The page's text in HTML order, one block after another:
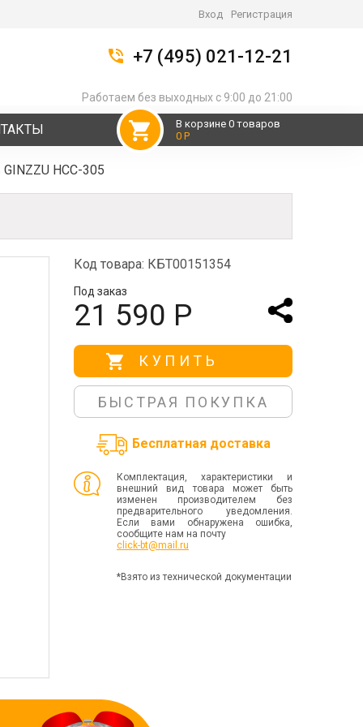
Вход Регистрация
+7 (495) 021-12-21
Работаем без выходных с 9:00 до 21:00
В корзине 0 товаров
0 Р
HCC-305
Код товара: КБТ00151354
Под заказ
21 590 Р
КУПИТЬ
БЫСТРАЯ ПОКУПКА
Бесплатная доставка
Комплектация, характеристики и
внешний вид товара может быть
изменен производителем без
предварительного уведомления.
Если вами обнаружена ошибка,
сообщите нам на почту
click-bt@mail.ru
*Взято из технической документации